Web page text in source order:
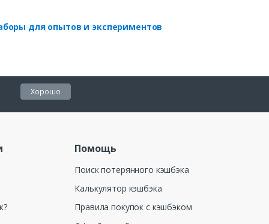
для опытов и экспериментов
Хорошо
Помощь
Поиск потерянного кэшбэка
Калькулятор кэшбэка
Правила покупок с кэшбэком